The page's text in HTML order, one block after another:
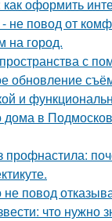
оформить
повод от
на город.
с
обновление
и
в
повод
что нужно